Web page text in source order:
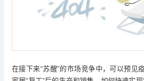
在接下来“苏醒”的市场竞争中，可以预见